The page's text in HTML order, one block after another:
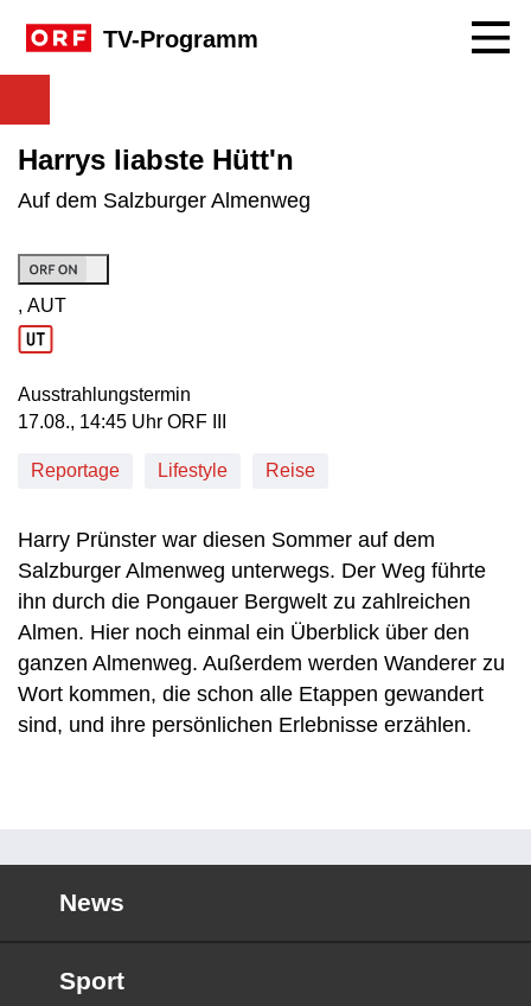
TV-Programm
Harrys liabste Hütt'n
Auf dem Salzburger Almenweg
Produktionsland: AUT
, AUT
Ausstrahlungstermin
17. August, 14:45 Uhr in ORF III
17.08., 14:45 Uhr ORF III
Reportage Lifestyle Reise
Harry Prünster war diesen Sommer auf dem
Salzburger Almenweg unterwegs. Der Weg führte
ihn durch die Pongauer Bergwelt zu zahlreichen
Almen. Hier noch einmal ein Überblick über den
ganzen Almenweg. Außerdem werden Wanderer zu
Wort kommen, die schon alle Etappen gewandert
sind, und ihre persönlichen Erlebnisse erzählen.
News
Sport